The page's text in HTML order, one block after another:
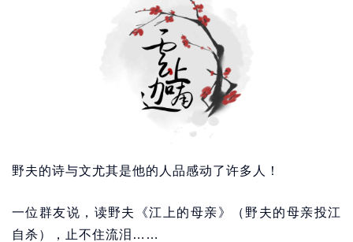
野夫的诗与文尤其是他的人品感动了许多人！
一位群友说，读野夫《江上的母亲》（野夫的母亲投江
自杀），止不住流泪……